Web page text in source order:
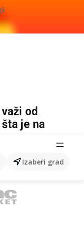
Izaberi grad
od
je na